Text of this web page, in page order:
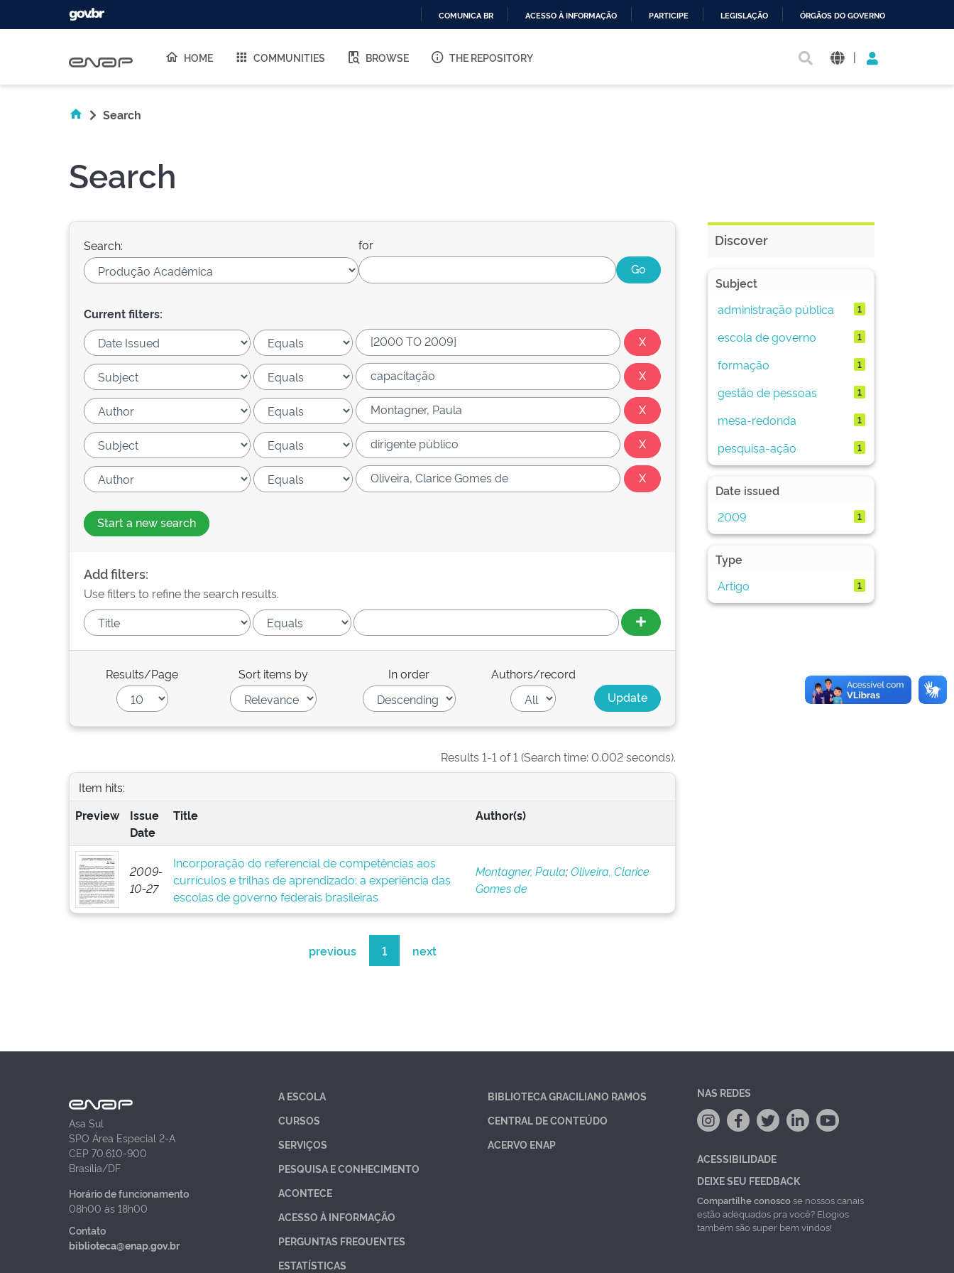
O
COMUNICA BR ACESSO À INFORMAÇÃO PARTICIPE LEGISLAÇÃO ÓRGÃOS DO GOVERNO
HOME COMMUNITIES BROWSE THE REPOSITORY |
Search
Search
Search: for
Current filters:
Start a new search
Add filters:
Use filters to refine the search results.
Results/Page Sort items by In order Authors/record
Results 1-1 of 1 (Search time: 0.002 seconds).
Item hits:
Preview
Issue
Date
Title Author(s)
2009-
10-27
Incorporação do referencial de competências aos
currículos e trilhas de aprendizado: a experiência das
escolas de governo federais brasileiras
Montagner, Paula;Oliveira, Clarice
Gomes de
previous 1 next
Discover
Subject
administração pública
1
escola de governo 1
formação 1
gestão de pessoas 1
mesa-redonda 1
pesquisa-ação 1
Date issued
2009
1
Type
Artigo
1
Asa Sul
SPO Área Especial 2-A
CEP 70.610-900
Brasília/DF
Horário de funcionamento
08h00 às 18h00
Contato
biblioteca@enap.gov.br
A ESCOLA
CURSOS
SERVIÇOS
PESQUISA E CONHECIMENTO
ACONTECE
ACESSO À INFORMAÇÃO
PERGUNTAS FREQUENTES
ESTATÍSTICAS
BIBLIOTECA GRACILIANO RAMOS
CENTRAL DE CONTEÚDO
ACERVO ENAP
NAS REDES
ACESSIBILIDADE
DEIXE SEU FEEDBACK
Compartilhe conoscose nossos canais
estão adequados pra você? Elogios
também são super bem vindos!